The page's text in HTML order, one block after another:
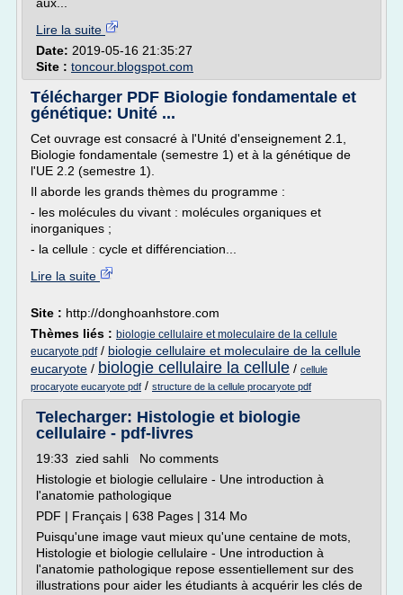
Lire la suite
Date: 2019-05-16 21:35:27
Site : toncour.blogspot.com
Télécharger PDF Biologie fondamentale et
génétique: Unité ...
Cet ouvrage est consacré à l'Unité d'enseignement 2.1,
Biologie fondamentale (semestre 1) et à la génétique de
l'UE 2.2 (semestre 1).
Il aborde les grands thèmes du programme :
- les molécules du vivant : molécules organiques et
inorganiques ;
- la cellule : cycle et différenciation...
Lire la suite
Site : http://donghoanhstore.com
Thèmes liés : biologie cellulaire et moleculaire de la cellule
eucaryote pdf/ biologie cellulaire et moleculaire de la cellule
eucaryote / biologie cellulaire la cellule / cellule
procaryote eucaryote pdf / structure de la cellule procaryote pdf
Telecharger: Histologie et biologie
cellulaire - pdf-livres
19:33 zied sahli No comments
Histologie et biologie cellulaire - Une introduction à
l'anatomie pathologique
PDF | Français | 638 Pages | 314 Mo
Puisqu'une image vaut mieux qu'une centaine de mots,
Histologie et biologie cellulaire - Une introduction à
l'anatomie pathologique repose essentiellement sur des
illustrations pour aider les étudiants à acquérir les clés de